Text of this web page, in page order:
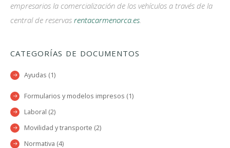
empresarios la comercialización de los vehículos a través de la
central de reservas rentacarmenorca.es.
CATEGORÍAS DE DOCUMENTOS
Ayudas (1)
Formularios y modelos impresos (1)
Laboral (2)
Movilidad y transporte (2)
Normativa (4)